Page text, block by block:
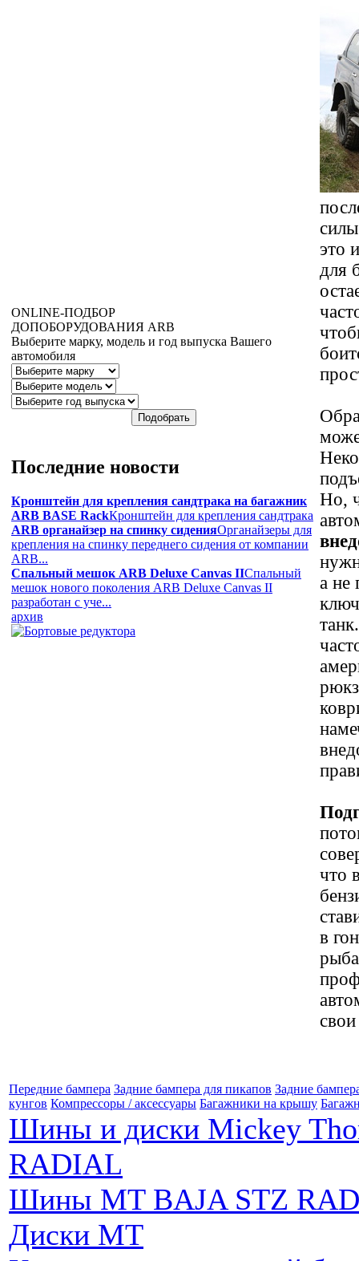
ONLINE-ПОДБОР
ДОПОБОРУДОВАНИЯ ARB
Выберите марку, модель и год выпуска Вашего
автомобиля
Последние новости
Кронштейн для крепления сандтрака на багажник
ARB BASE RackКронштейн для крепления сандтрака
ARB органайзер на спинку сиденияОрганайзеры для
крепления на спинку переднего сидения от компании
ARB...
Спальный мешок ARB Deluxe Canvas IIСпальный
мешок нового поколения ARB Deluxe Canvas II
разработан с уче...
архив
это
для
Но,
а не
что
в
Передние бампера Задние бампера для пикапов Задние
кунгов Компрессоры / аксессуары Багажники на крышу
Шины и диски Mickey
RADIAL
Шины MT BAJA STZ
Диски MT